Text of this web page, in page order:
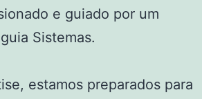
e guiado por um
Sistemas.
estamos preparados para